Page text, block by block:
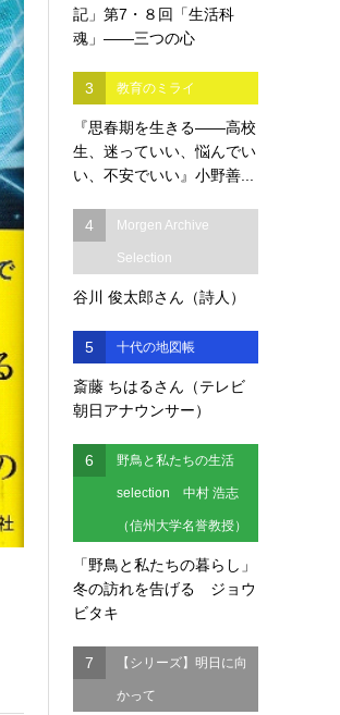
記」第7・８回「生活科
魂」――三つの心
3 教育のミライ
『思春期を生きる――高校
生、迷っていい、悩んでい
い、不安でいい』小野善...
4 Morgen Archive
Selection
谷川 俊太郎さん（詩人）
5 十代の地図帳
斎藤 ちはるさん（テレビ
朝日アナウンサー）
6 野鳥と私たちの生活
selection 中村 浩志
（信州大学名誉教授）
「野鳥と私たちの暮らし」
冬の訪れを告げる ジョウ
ビタキ
7 【シリーズ】明日に向
かって